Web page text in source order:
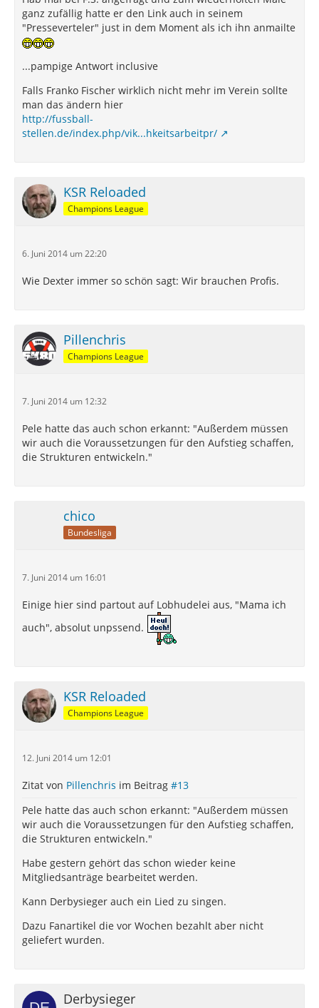
ganz zufällig hatte er den Link auch in seinem
"Presseverteler" just in dem Moment als ich ihn anmailte
...pampige Antwort inclusive
Falls Franko Fischer wirklich nicht mehr im Verein sollte
man das ändern hier
http://fussball-
stellen.de/index.php/vik...hkeitsarbeitpr/
KSR Reloaded
Champions League
6. Juni 2014 um 22:20
Wie Dexter immer so schön sagt: Wir brauchen Profis.
Pillenchris
Champions League
7. Juni 2014 um 12:32
Pele hatte das auch schon erkannt: "Außerdem müssen
wir auch die Voraussetzungen für den Aufstieg schaffen,
die Strukturen entwickeln."
chico
Bundesliga
7. Juni 2014 um 16:01
Einige hier sind partout auf Lobhudelei aus, "Mama ich
auch", absolut unpssend.
KSR Reloaded
Champions League
12. Juni 2014 um 12:01
Zitat von Pillenchris im Beitrag #13
Pele hatte das auch schon erkannt: "Außerdem müssen
wir auch die Voraussetzungen für den Aufstieg schaffen,
die Strukturen entwickeln."
Habe gestern gehört das schon wieder keine
Mitgliedsanträge bearbeitet werden.
Kann Derbysieger auch ein Lied zu singen.
Dazu Fanartikel die vor Wochen bezahlt aber nicht
geliefert wurden.
Derbysieger